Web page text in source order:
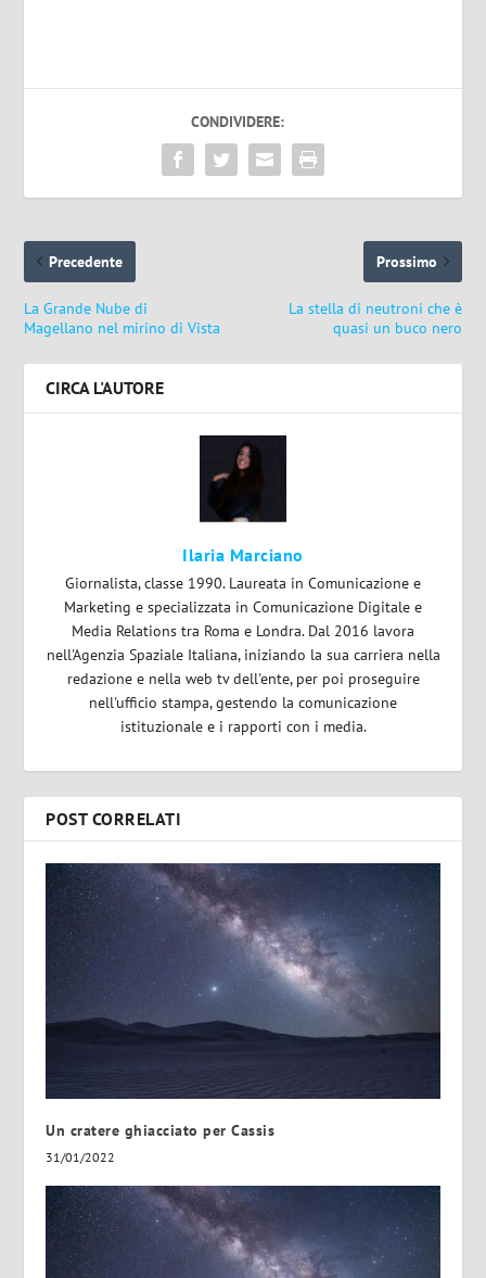
CONDIVIDERE:
Precedente
La Grande Nube di
Magellano nel mirino di Vista
Prossimo
La stella di neutroni che è
quasi un buco nero
CIRCA L'AUTORE
Ilaria Marciano
Giornalista, classe 1990. Laureata in Comunicazione e
Marketing e specializzata in Comunicazione Digitale e
Media Relations tra Roma e Londra. Dal 2016 lavora
nell'Agenzia Spaziale Italiana, iniziando la sua carriera nella
redazione e nella web tv dell'ente, per poi proseguire
nell'ufficio stampa, gestendo la comunicazione
istituzionale e i rapporti con i media.
POST CORRELATI
Un cratere ghiacciato per Cassis
31/01/2022